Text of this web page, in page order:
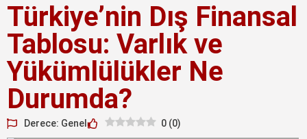
Türkiye’nin Dış Finansal
Tablosu: Varlık ve
Yükümlülükler Ne
Durumda?
Derece: Genel 0 (0)